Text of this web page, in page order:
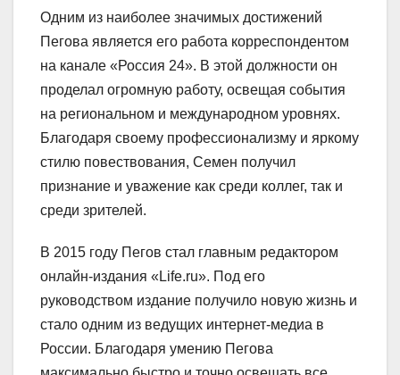
Одним из наиболее значимых достижений
Пегова является его работа корреспондентом
на канале «Россия 24». В этой должности он
проделал огромную работу, освещая события
на региональном и международном уровнях.
Благодаря своему профессионализму и яркому
стилю повествования, Семен получил
признание и уважение как среди коллег, так и
среди зрителей.
В 2015 году Пегов стал главным редактором
онлайн-издания «Life.ru». Под его
руководством издание получило новую жизнь и
стало одним из ведущих интернет-медиа в
России. Благодаря умению Пегова